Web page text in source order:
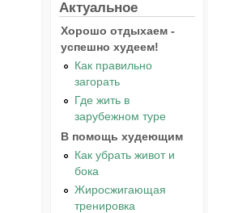
Актуальное
Хорошо отдыхаем -
успешно худеем!
Как правильно
загорать
Где жить в
зарубежном туре
В помощь худеющим
Как убрать живот и
бока
Жиросжигающая
тренировка